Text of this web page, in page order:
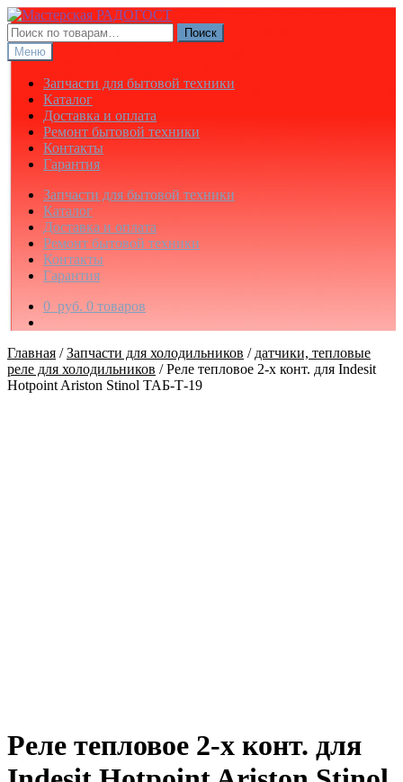
Перейти
к
навигации
Перейти
к
содержимому
Искать:
Поиск
Меню
Запчасти для бытовой техники
Каталог
Доставка и оплата
Ремонт бытовой техники
Контакты
Гарантия
Запчасти для бытовой техники
Каталог
Доставка и оплата
Ремонт бытовой техники
Контакты
Гарантия
0 руб. 0 товаров
Главная /Запчасти для холодильников / датчики, тепловые
реле для холодильников /Реле тепловое 2-х конт. для Indesit
Hotpoint Ariston Stinol ТАБ-Т-19
Реле тепловое 2-х конт. для